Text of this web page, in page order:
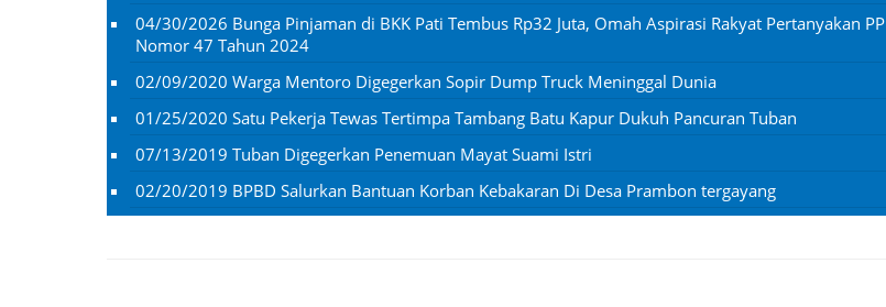
04/30/2026 Bunga Pinjaman di BKK Pati Tembus Rp32 Juta, Omah Aspirasi Rakyat Pertanyakan PP
Nomor 47 Tahun 2024
02/09/2020 Warga Mentoro Digegerkan Sopir Dump Truck Meninggal Dunia
01/25/2020 Satu Pekerja Tewas Tertimpa Tambang Batu Kapur Dukuh Pancuran Tuban
07/13/2019 Tuban Digegerkan Penemuan Mayat Suami Istri
02/20/2019 BPBD Salurkan Bantuan Korban Kebakaran Di Desa Prambon tergayang